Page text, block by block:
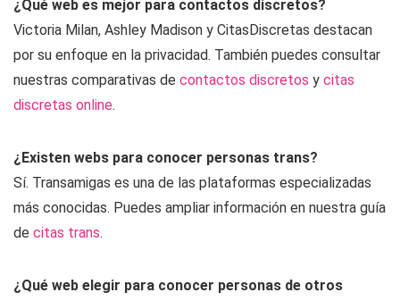
¿Qué web es mejor para contactos discretos?
Victoria Milan, Ashley Madison y CitasDiscretas destacan
por su enfoque en la privacidad. También puedes consultar
nuestras comparativas de contactos discretos y citas
discretas online.
¿Existen webs para conocer personas trans?
Sí. Transamigas es una de las plataformas especializadas
más conocidas. Puedes ampliar información en nuestra guía
de citas trans.
¿Qué web elegir para conocer personas de otros